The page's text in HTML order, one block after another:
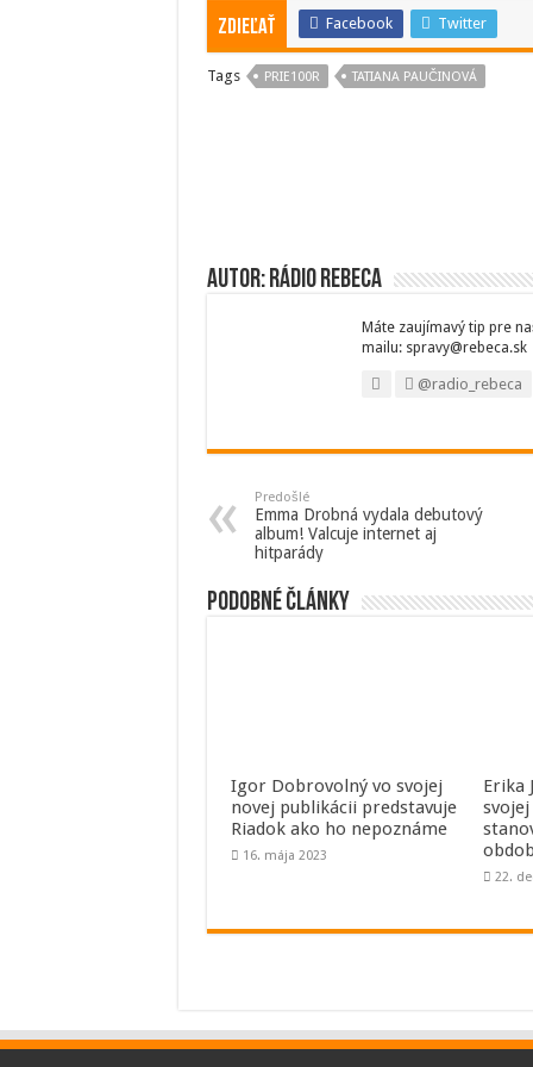
Zdieľať Facebook Twitter
Tags PRIE100R TATIANA PAUČINOVÁ
Autor: Rádio Rebeca
Máte zaujímavý tip pre
mailu: spravy@rebeca.sk
@radio_rebeca
Predošlé
Emma Drobná vydala debutový
album! Valcuje internet aj
hitparády
Podobné články
Igor Dobrovolný vo svojej
novej publikácii predstavuje
Riadok ako ho nepoznáme
16. mája 2023
Erika
22.